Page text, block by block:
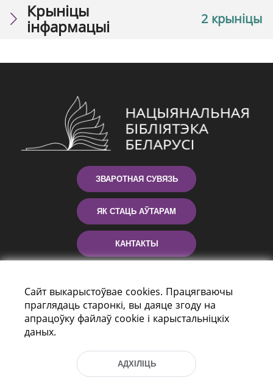
2 крыніцы
Крыніцы
інфармацыі
ЗВАРОТНАЯ СУВЯЗЬ
ЯК СТАЦЬ АЎТАРАМ
КАНТАКТЫ
Сайт выкарыстоўвае cookies. Працягваючы
праглядаць старонкі, вы даяце згоду на
апрацоўку файлаў cookie і карыстальніцкіх
даных.
АДХІЛІЦЬ